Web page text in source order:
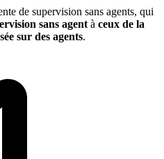
de supervision sans agents, qui
sans agent à ceux de la
sur des agents.